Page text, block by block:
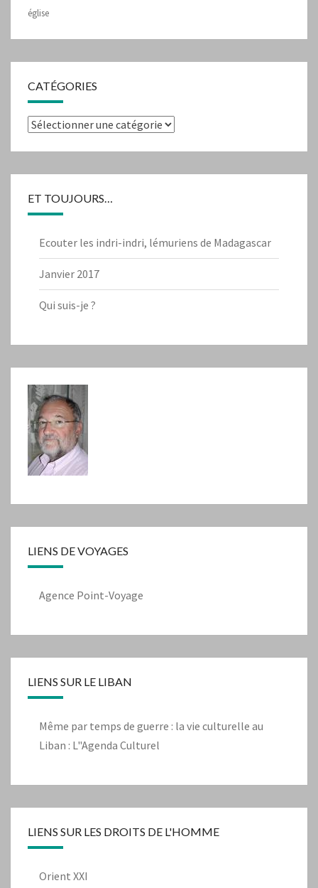
église
CATÉGORIES
Catégories
ET TOUJOURS…
Ecouter les indri-indri, lémuriens de Madagascar
Janvier 2017
Qui suis-je ?
LIENS DE VOYAGES
Agence Point-Voyage
LIENS SUR LE LIBAN
Même par temps de guerre : la vie culturelle au
Liban : L"Agenda Culturel
LIENS SUR LES DROITS DE L'HOMME
Orient XXI